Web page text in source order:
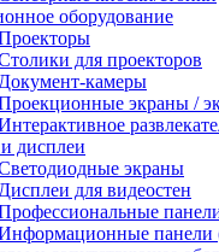
оборудование
для проекторов
Документ-камеры
экраны /
дисплеи
экраны
Дисплеи для видеостен
панели